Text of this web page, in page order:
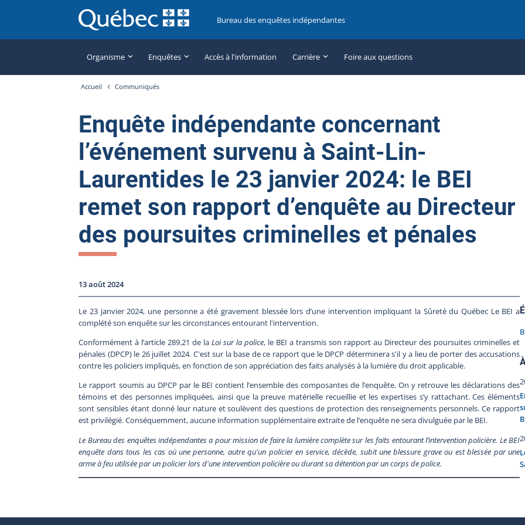
Bureau des enquêtes indépendantes
Organisme Enquêtes Accès à l'information Carrière Foire aux questions
Accueil Communiqués
Enquête indépendante concernant
l’événement survenu à Saint-Lin-
Laurentides le 23 janvier 2024: le BEI
remet son rapport d’enquête au Directeur
des poursuites criminelles et pénales
13 août 2024
Le 23 janvier 2024, une personne a été gravement blessée lors d’une intervention impliquant la Sûreté du Québec Le BEI a
complété son enquête sur les circonstances entourant l'intervention.
Conformément à l’article 289.21 de laLoi sur la police, le BEI a transmis son rapport au Directeur des poursuites criminelles et
pénales (DPCP) le 26 juillet 2024. C'est sur la base de ce rapport que le DPCP déterminera s'il y a lieu de porter des accusations
contre les policiers impliqués, en fonction de son appréciation des faits analysés à la lumière du droit applicable.
Le rapport soumis au DPCP par le BEI contient l’ensemble des composantes de l’enquête. On y retrouve les déclarations des
témoins et des personnes impliquées, ainsi que la preuve matérielle recueillie et les expertises s’y rattachant. Ces éléments
sont sensibles étant donné leur nature et soulèvent des questions de protection des renseignements personnels. Ce rapport
est privilégié. Conséquemment, aucune information supplémentaire extraite de l’enquête ne sera divulguée par le BEI.
Le Bureau des enquêtes indépendantes a pour mission de faire la lumière complète sur les faits entourant l’intervention policière. Le BEI
enquête dans tous les cas où une personne, autre qu'un policier en service, décède, subit une blessure grave ou est blessée par une
arme à feu utilisée par un policier lors d'une intervention policière ou durant sa détention par un corps de police.